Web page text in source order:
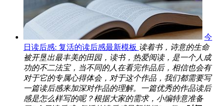
今
日读后感: 复活的读后感最新模板 读着书，诗意的生命
被开垦出最丰美的田园，读书，热爱阅读，是一个人成
功的不二法宝，当不同的人在看完作品后，相信也会有
对于它的专属心得体会，对于这个作品，我们都需要写
一篇读后感来加深对作品的理解。一篇优秀的作品读后
感是怎么样写的呢？根据大家的需求，小编特意准备